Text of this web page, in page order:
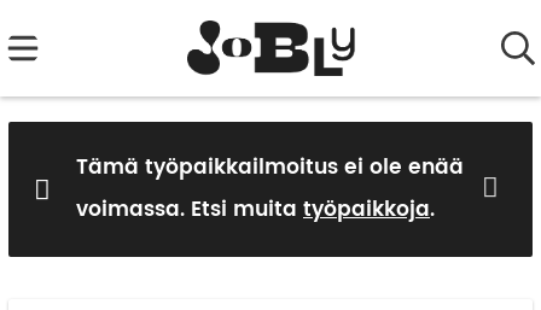
Tämä työpaikkailmoitus ei ole enää
voimassa. Etsi muita työpaikkoja.